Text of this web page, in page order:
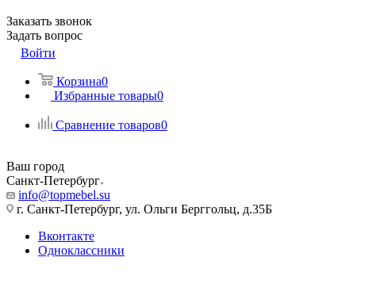
Заказать звонок
Задать вопрос
Войти
Корзина0
Избранные товары0
Сравнение товаров0
Ваш город
Санкт-Петербург
info@topmebel.su
г. Санкт-Петербург, ул. Ольги Берггольц, д.35Б
Вконтакте
Одноклассники